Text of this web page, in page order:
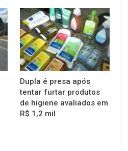
Dupla é presa após
tentar furtar produtos
de higiene avaliados em
R$ 1,2 mil